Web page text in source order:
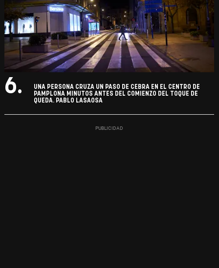
6.
UNA PERSONA CRUZA UN PASO DE CEBRA EN EL CENTRO DE
PAMPLONA MINUTOS ANTES DEL COMIENZO DEL TOQUE DE
QUEDA. PABLO LASAOSA